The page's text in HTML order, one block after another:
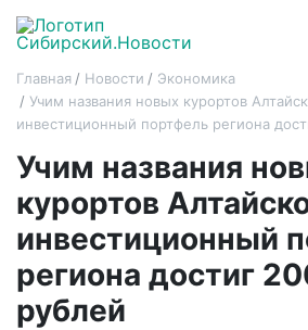
Главная Новости
Экономика
Учим названия новых курортов
инвестиционный портфель региона
Учим названия
курортов
инвестиционный
региона достиг
рублей